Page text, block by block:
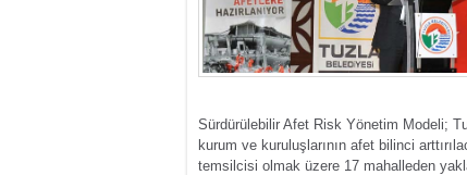
Sürdürülebilir Afet Risk Yönetim Modeli;
kurum ve kuruluşlarının afet bilinci
temsilcisi olmak üzere 17 mahalleden